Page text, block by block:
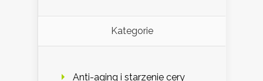
Kategorie
Anti-aging i starzenie cery